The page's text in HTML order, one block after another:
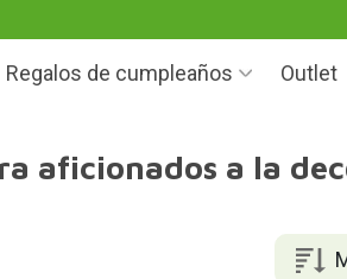
Regalos de cumpleaños Outlet
aficionados a la